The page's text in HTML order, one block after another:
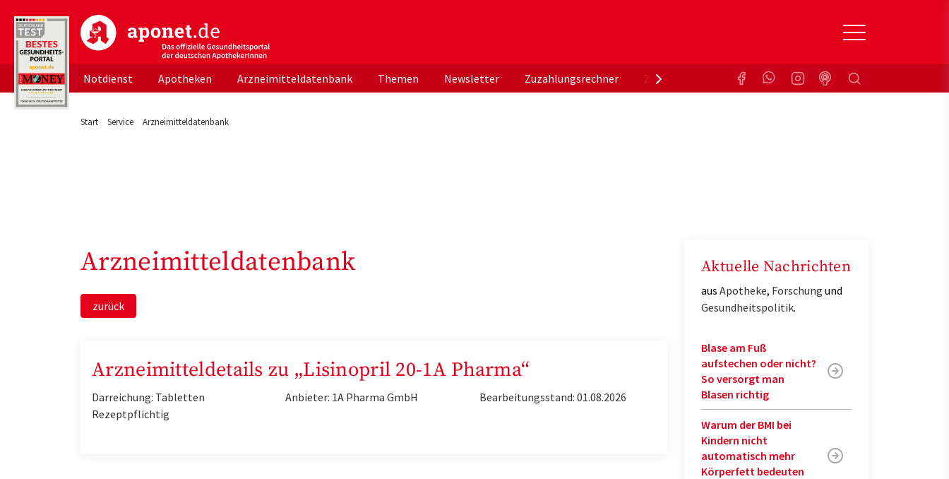
aponet.de - Das offizielle Gesundheitsportal der deutschen ApothekerInnen
Notdienst Apotheken Arzneimitteldatenbank Themen Newsletter Zuzahlungsrechner Zuzahlungsbefreiung KrankenkasseSuchen
Start Service Arzneimitteldatenbank
Arzneimitteldatenbank
zurück
Arzneimitteldetails zu „Lisinopril 20-1A Pharma“
Darreichung: Tabletten
Rezeptpflichtig
Anbieter: 1A Pharma GmbH Bearbeitungsstand: 01.08.2026
Aktuelle Nachrichten
aus Apotheke, Forschung und
Gesundheitspolitik.
Blase am Fuß
aufstechen oder nicht?
So versorgt man
Blasen richtig
Warum der BMI bei
Kindern nicht
automatisch mehr
Körperfett bedeuten